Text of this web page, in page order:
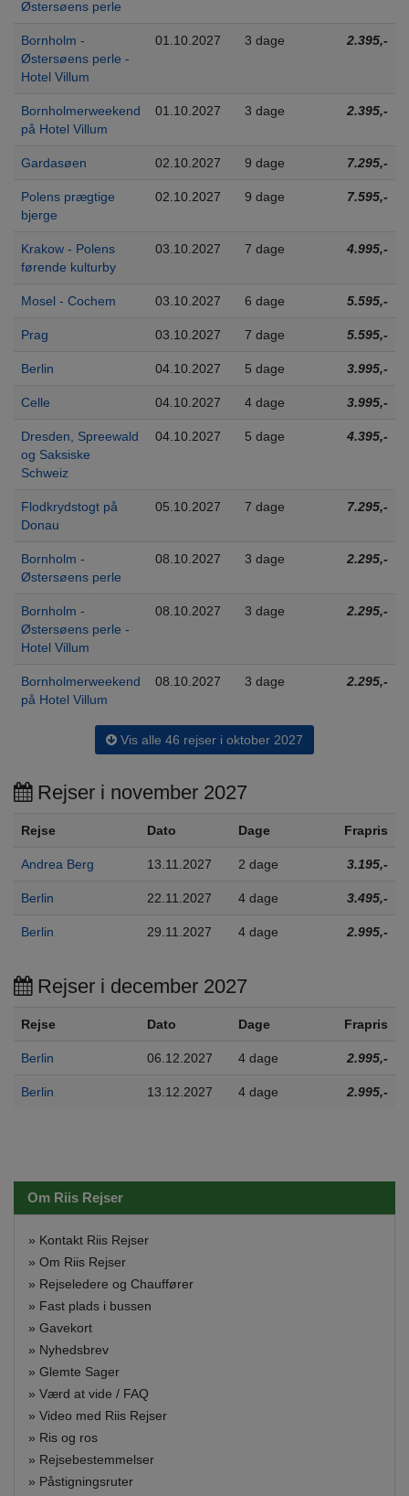
Østersøens perle
Bornholm -
Østersøens perle -
Hotel Villum
01.10.2027 3 dage 2.395,-
Bornholmerweekend
på Hotel Villum
01.10.2027 3 dage 2.395,-
Gardasøen 02.10.2027 9 dage 7.295,-
Polens prægtige
bjerge
02.10.2027 9 dage 7.595,-
Krakow - Polens
førende kulturby
03.10.2027 7 dage 4.995,-
Mosel - Cochem 03.10.2027 6 dage 5.595,-
Prag 03.10.2027 7 dage 5.595,-
Berlin 04.10.2027 5 dage 3.995,-
Celle 04.10.2027 4 dage 3.995,-
Dresden, Spreewald
og Saksiske
Schweiz
04.10.2027 5 dage 4.395,-
Flodkrydstogt på
Donau
05.10.2027 7 dage 7.295,-
Bornholm -
Østersøens perle
08.10.2027 3 dage 2.295,-
Bornholm -
Østersøens perle -
Hotel Villum
08.10.2027 3 dage 2.295,-
Bornholmerweekend
på Hotel Villum
08.10.2027 3 dage 2.295,-
Vis alle 46 rejser i oktober 2027
Rejser i november 2027
Rejse Dato Dage Frapris
Andrea Berg 13.11.2027 2 dage 3.195,-
Berlin 22.11.2027 4 dage 3.495,-
Berlin 29.11.2027 4 dage 2.995,-
Rejser i december 2027
Rejse Dato Dage Frapris
Berlin 06.12.2027 4 dage 2.995,-
Berlin 13.12.2027 4 dage 2.995,-
Om Riis Rejser
» Kontakt Riis Rejser
» Om Riis Rejser
» Rejseledere og Chauffører
» Fast plads i bussen
» Gavekort
» Nyhedsbrev
» Glemte Sager
» Værd at vide / FAQ
» Video med Riis Rejser
» Ris og ros
» Rejsebestemmelser
» Påstigningsruter